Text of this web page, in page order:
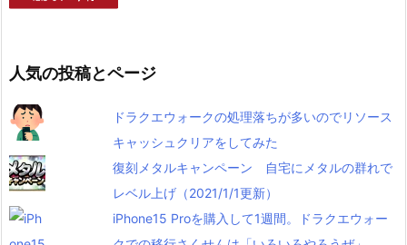
人気の投稿とページ
ドラクエウォークの処理落ちが多いのでリソース
キャッシュクリアをしてみた
復刻メタルキャンペーン 自宅にメタルの群れで
レベル上げ（2021/1/1更新）
iPhone15 Proを購入して1週間。ドラクエウォー